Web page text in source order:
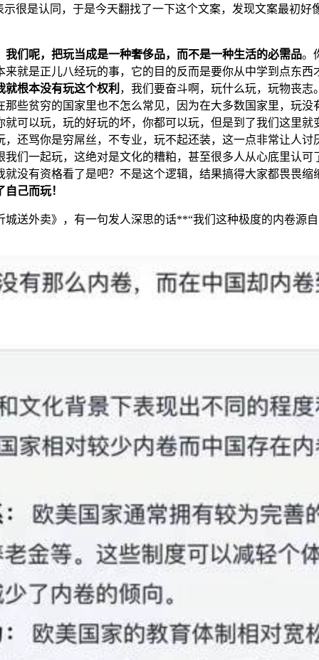
很是认同，于是今天翻找了一下这个文案，发现文案最初
我们呢，把玩当成是一种奢侈品，而不是一种生活的必需品。
就是正儿八经玩的事，它的目的反而是要你从中学到点东西
根本没有玩这个权利 ，我们要奋斗啊，玩什么玩，玩物丧
些贫穷的国家里也不怎么常见，因为在大多数国家里，玩没
可以玩，玩的好玩的坏，你都可以玩，但是到了我们这里
还骂你是穷屌丝，不专业，玩不起还装，这一点非常让人
们一起玩，这绝对是文化的糟粕，甚至很多人从心底里认
没有资格看了是吧？不是这个逻辑，结果搞得大家都畏畏缩
己而玩！
送外卖》，有一句发人深思的话**“我们这种极度的内卷源